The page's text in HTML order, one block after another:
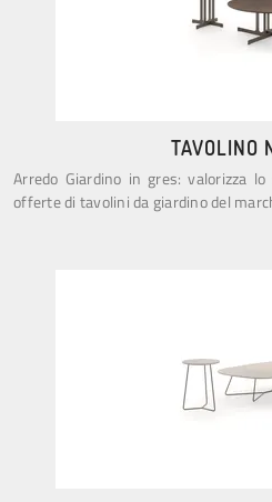
TAVOLINO
Arredo Giardino in gres: valorizza
offerte di tavolini da giardino del